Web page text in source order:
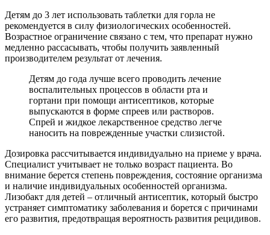
Детям до 3 лет использовать таблетки для горла не
рекомендуется в силу физиологических особенностей.
Возрастное ограничение связано с тем, что препарат нужно
медленно рассасывать, чтобы получить заявленный
производителем результат от лечения.
Детям до года лучше всего проводить лечение
воспалительных процессов в области рта и
гортани при помощи антисептиков, которые
выпускаются в форме спреев или растворов.
Спрей и жидкое лекарственное средство легче
наносить на поврежденные участки слизистой.
Дозировка рассчитывается индивидуально на приеме у врача.
Специалист учитывает не только возраст пациента. Во
внимание берется степень повреждения, состояние организма
и наличие индивидуальных особенностей организма.
Лизобакт для детей – отличный антисептик, который быстро
устраняет симптоматику заболевания и борется с причинами
его развития, предотвращая вероятность развития рецидивов.